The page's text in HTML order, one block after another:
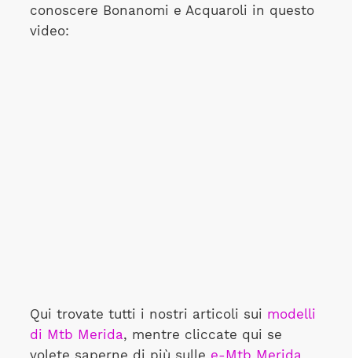
conoscere Bonanomi e Acquaroli in questo
video:
Qui trovate tutti i nostri articoli sui modelli
di Mtb Merida, mentre cliccate qui se
volete saperne di più sulle e-Mtb Merida